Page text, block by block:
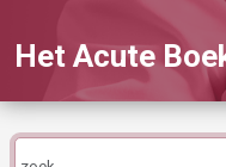
Het Acute